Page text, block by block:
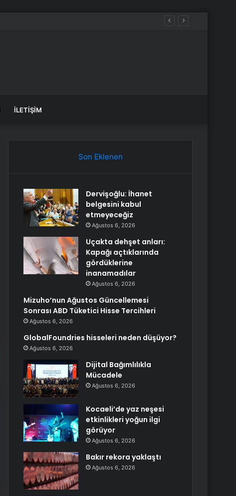
İLETIŞIM
Son Eklenen
Dervişoğlu: İhanet
belgesini kabul
etmeyeceğiz
Ağustos 6, 2026
Uçakta dehşet anları:
Kapağı açtıklarında
gördüklerine
inanamadılar
Ağustos 6, 2026
Mizuho’nun Ağustos Güncellemesi
Sonrası ABD Tüketici Hisse Tercihleri
Ağustos 6, 2026
GlobalFoundries hisseleri neden düşüyor?
Ağustos 6, 2026
Dijital Bağımlılıkla
Mücadele
Ağustos 6, 2026
Kocaeli’de yaz neşesi
etkinlikleri yoğun ilgi
görüyor
Ağustos 6, 2026
Bakır rekora yaklaştı
Ağustos 6, 2026